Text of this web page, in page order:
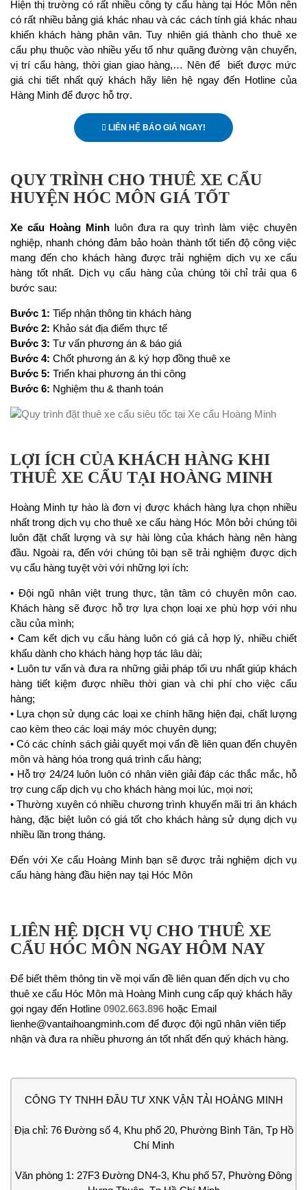
Hiện thị trường có rất nhiều công ty cẩu hàng tại Hóc Môn nên
có rất nhiều bảng giá khác nhau và các cách tính giá khác nhau
khiến khách hàng phân vân. Tuy nhiên giá thành cho thuê xe
cẩu phụ thuộc vào nhiều yếu tố như quãng đường vận chuyển,
vị trí cẩu hàng, thời gian giao hàng,… Nên để biết được mức
giá chi tiết nhất quý khách hãy liên hệ ngay đến Hotline của
Hàng Minh để được hỗ trợ.
LIÊN HỆ BÁO GIÁ NGAY!
QUY TRÌNH CHO THUÊ XE CẨU
HUYỆN HÓC MÔN GIÁ TỐT
Xe cẩu Hoàng Minhluôn đưa ra quy trình làm việc chuyên
nghiệp, nhanh chóng đảm bảo hoàn thành tốt tiến độ công việc
mang đến cho khách hàng được trải nghiệm dịch vụ xe cẩu
hàng tốt nhất. Dịch vụ cẩu hàng của chúng tôi chỉ trải qua 6
bước sau:
Bước 1: Tiếp nhận thông tin khách hàng
Bước 2: Khảo sát địa điểm thực tế
Bước 3: Tư vấn phương án & báo giá
Bước 4: Chốt phương án & ký hợp đồng thuê xe
Bước 5: Triển khai phương án thi công
Bước 6: Nghiệm thu & thanh toán
LỢI ÍCH CỦA KHÁCH HÀNG KHI
THUÊ XE CẨU TẠI HOÀNG MINH
Hoàng Minh tự hào là đơn vị được khách hàng lựa chọn nhiều
nhất trong dịch vụ cho thuê xe cẩu hàng Hóc Môn bởi chúng tôi
luôn đặt chất lượng và sự hài lòng của khách hàng nên hàng
đầu. Ngoài ra, đến với chúng tôi bạn sẽ trải nghiệm được dịch
vụ cẩu hàng tuyệt vời với những lợi ích:
• Đội ngũ nhân việt trung thực, tận tâm có chuyên môn cao.
Khách hàng sẽ được hỗ trợ lựa chọn loại xe phù hợp với nhu
cầu của mình;
• Cam kết dịch vụ cẩu hàng luôn có giá cả hợp lý, nhiều chiết
khấu dành cho khách hàng hợp tác lâu dài;
• Luôn tư vấn và đưa ra những giải pháp tối ưu nhất giúp khách
hàng tiết kiệm được nhiều thời gian và chi phí cho việc cẩu
hàng;
• Lựa chọn sử dụng các loại xe chính hãng hiện đại, chất lượng
cao kèm theo các loại máy móc chuyên dụng;
• Có các chính sách giải quyết mọi vấn đề liên quan đến chuyên
môn và hàng hóa trong quá trình cẩu hàng;
• Hỗ trợ 24/24 luôn luôn có nhân viên giải đáp các thắc mắc, hỗ
trợ cung cấp dịch vụ cho khách hàng mọi lúc, mọi nơi;
• Thường xuyên có nhiều chương trình khuyến mãi tri ân khách
hàng, đặc biệt luôn có giá tốt cho khách hàng sử dụng dịch vụ
nhiều lần trong tháng.
Đến với Xe cẩu Hoàng Minh bạn sẽ được trải nghiệm dịch vụ
cẩu hàng hàng đầu hiện nay tại Hóc Môn
LIÊN HỆ DỊCH VỤ CHO THUÊ XE
CẨU HÓC MÔN NGAY HÔM NAY
Để biết thêm thông tin về mọi vấn đề liên quan đến dịch vụ cho
thuê xe cẩu Hóc Môn mà Hoàng Minh cung cấp quý khách hãy
gọi ngay đến Hotline 0902.663.896 hoặc Email
lienhe@vantaihoangminh.com để được đội ngũ nhân viên tiếp
nhận và đưa ra nhiều phương án tốt nhất đến quý khách hàng.
CÔNG TY TNHH ĐẦU TƯ XNK VẬN TẢI HOÀNG MINH
Địa chỉ: 76 Đường số 4, Khu phố 20, Phường Bình Tân, Tp Hồ
Chí Minh
Văn phòng 1: 27F3 Đường DN4-3, Khu phố 57, Phường Đông